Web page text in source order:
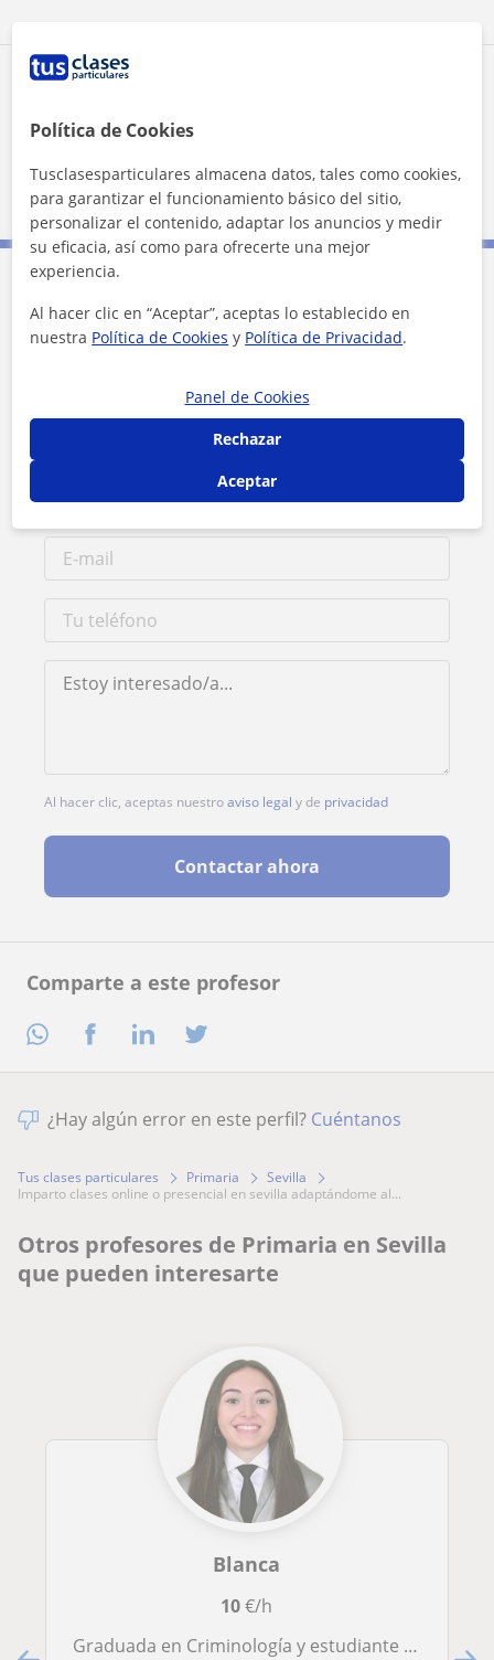
Comparte a este profesor
Zona de Arancha
Localidades a las que se desplaza para dar clase
Sevilla (Ciudad)
Contacta con Arancha
1ª clase gratis
Al hacer clic, aceptas nuestroaviso legal y de privacidad
Contactar ahora
¿Hay algún error en este perfil? Cuéntanos
Tus clases particulares Primaria
Sevilla
imparto clases online o presencial en sevilla adaptándome al...
Otros profesores de Primaria en Sevilla
que pueden interesarte
Blanca
10€/h
graduada en Criminología y estudiante de Psicología. Con muchas ganas e ilusión por acompañar a los más pequeños en su etapa escol
Política de Cookies
Tusclasesparticulares almacena datos, tales como cookies,
para garantizar el funcionamiento básico del sitio,
personalizar el contenido, adaptar los anuncios y medir
su eficacia, así como para ofrecerte una mejor
experiencia.
Al hacer clic en “Aceptar”, aceptas lo establecido en
nuestra Política de Cookies y Política de Privacidad.
Panel de Cookies
Rechazar
Aceptar